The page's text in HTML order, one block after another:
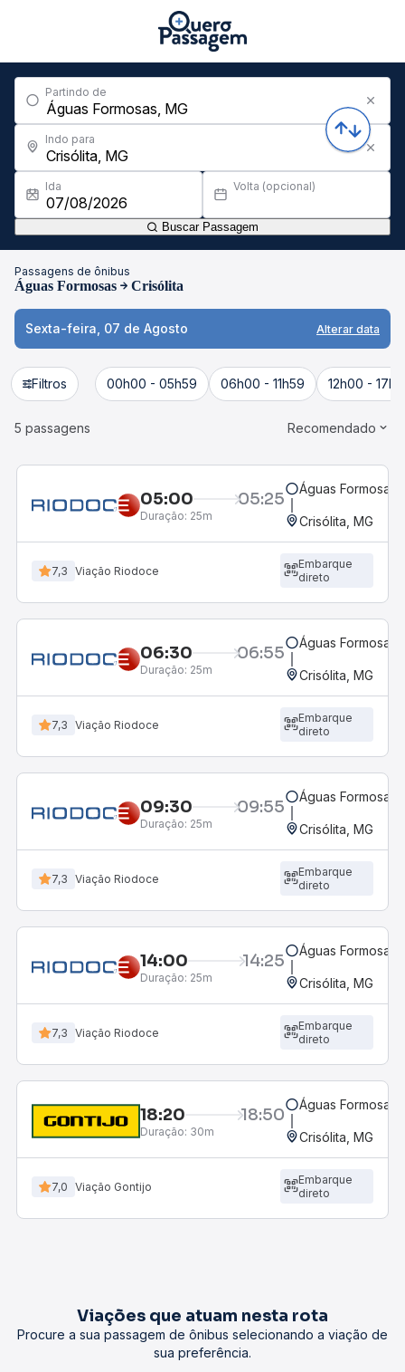
Partindo de
Indo para
Ida Volta (opcional)
Buscar Passagem
Passagens de ônibus
Águas Formosas Crisólita
Sexta-feira, 07 de Agosto Alterar data
Filtros 00h00 - 05h59 06h00 - 11h59 12h00 -
5 passagens Recomendado
05:00 05:25
Duração: 25m
Águas Formosas,
Crisólita, MG
7,3 Viação Riodoce
Embarque
direto
06:30 06:55
Duração: 25m
Águas Formosas,
Crisólita, MG
7,3 Viação Riodoce
Embarque
direto
09:30 09:55
Duração: 25m
Águas Formosas,
Crisólita, MG
7,3 Viação Riodoce
Embarque
direto
14:00 14:25
Duração: 25m
Águas Formosas,
Crisólita, MG
7,3 Viação Riodoce
Embarque
direto
18:20 18:50
Duração: 30m
Águas Formosas,
Crisólita, MG
7,0 Viação Gontijo
Embarque
direto
Viações que atuam nesta rota
Procure a sua passagem de ônibus selecionando a viação de
sua preferência.